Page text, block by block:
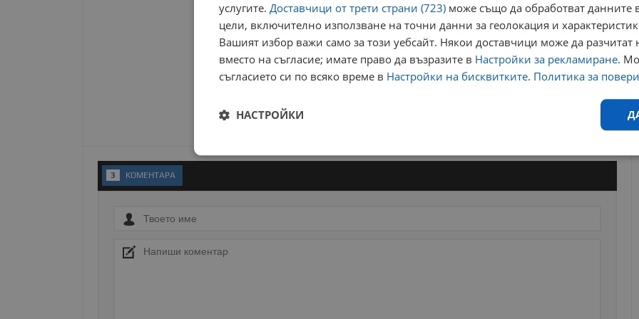
3 KОМЕНТАРA
услугите. Доставчици от трети страни (723) може също да обработват данните
цели, включително използване на точни данни за геолокация и
Вашият избор важи само за този уебсайт. Някои доставчици може да разчитат
вместо на съгласие; имате право да възразите в Настройки за рекламиране.
съгласието си по всяко време в Настройки на бисквитките. Политика за
НАСТРОЙКИ
Строго
Ефективност Таргетиране Функционалност